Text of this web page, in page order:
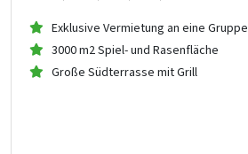
Exklusive Vermietung an eine Gruppe
3000 m2 Spiel- und Rasenfläche
Große Südterrasse mit Grill